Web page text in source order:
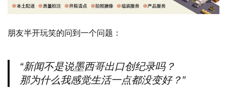
朋友半开玩笑的问到一个问题：
“新闻不是说墨西哥出口创纪录吗？
那为什么我感觉生活一点都没变好？”